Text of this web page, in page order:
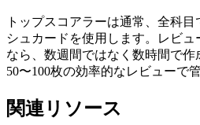
トップスコアラーは通常、全科目
シュカードを使用します。レビ
なら、数週間ではなく数時間で作
50〜100枚の効率的なレビューで
関連リソース